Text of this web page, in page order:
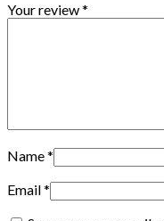
Your review*
Name*
Email*